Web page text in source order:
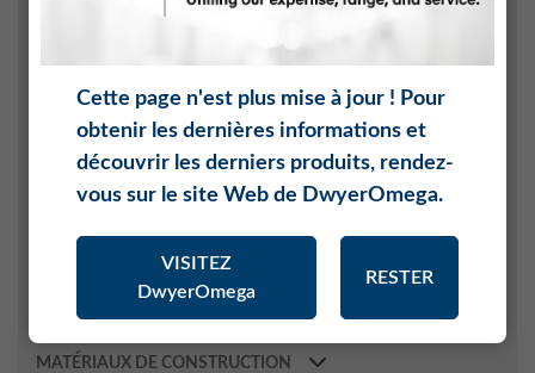
INTERNET DES OBJETS (IOT)
GÉNIE CLIMATIQUE
MÉTÉOROLOGIE
MATÉRIAUX DE CONSTRUCTION
Cette page n'est plus mise à jour ! Pour
obtenir les dernières informations et
découvrir les derniers produits, rendez-
vous sur le site Web de DwyerOmega.
VISITEZ
DwyerOmega
RESTER